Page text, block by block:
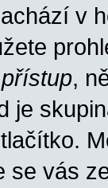
v
,
je
se vás